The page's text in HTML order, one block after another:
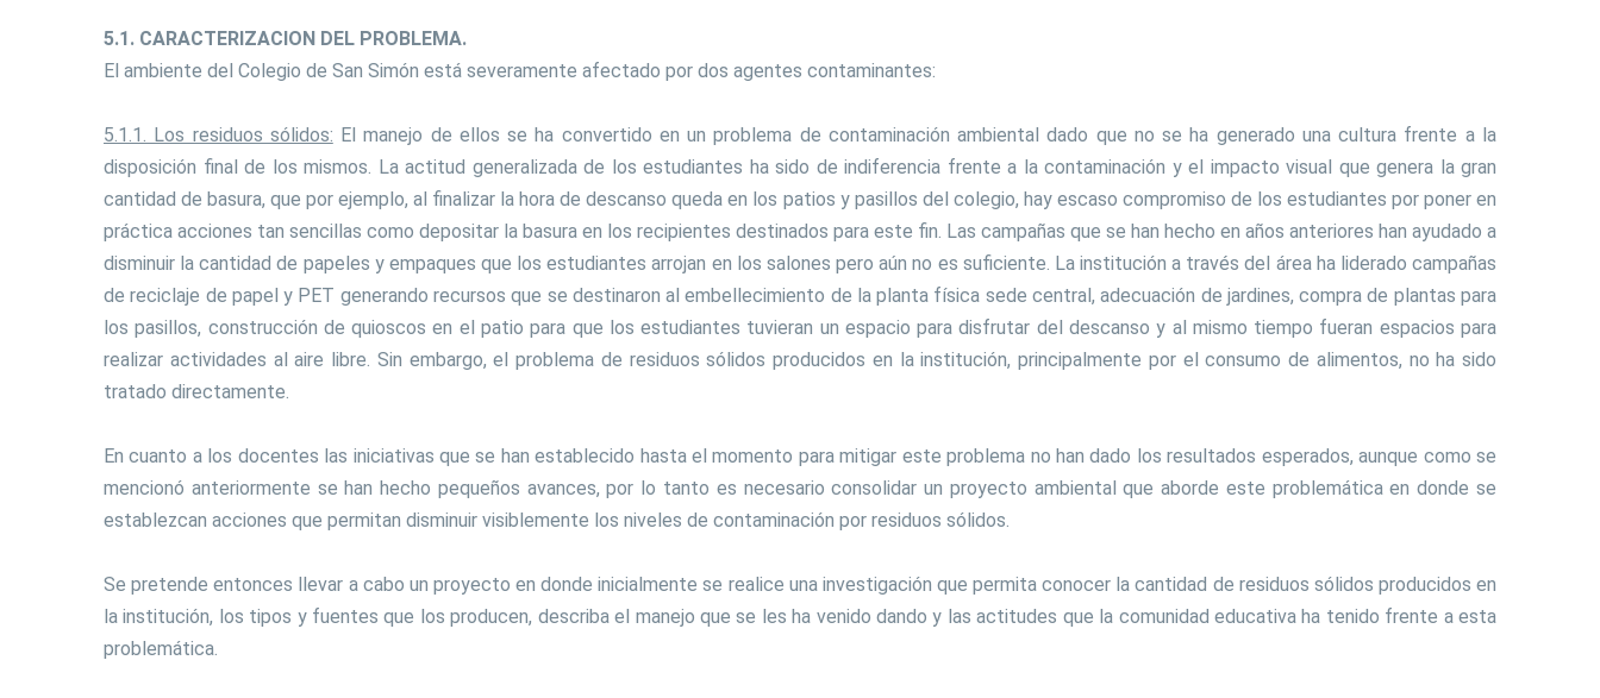
5.1. CARACTERIZACION DEL PROBLEMA.
El ambiente del Colegio de San Simón está severamente afectado por dos agentes contaminantes:
5.1.1. Los residuos sólidos: El manejo de ellos se ha convertido en un problema de contaminación ambiental dado que no se ha generado una cultura frente a la
disposición final de los mismos. La actitud generalizada de los estudiantes ha sido de indiferencia frente a la contaminación y el impacto visual que genera la gran
cantidad de basura, que por ejemplo, al finalizar la hora de descanso queda en los patios y pasillos del colegio, hay escaso compromiso de los estudiantes por poner en
práctica acciones tan sencillas como depositar la basura en los recipientes destinados para este fin. Las campañas que se han hecho en años anteriores han ayudado a
disminuir la cantidad de papeles y empaques que los estudiantes arrojan en los salones pero aún no es suficiente. La institución a través del área ha liderado campañas
de reciclaje de papel y PET generando recursos que se destinaron al embellecimiento de la planta física sede central, adecuación de jardines, compra de plantas para
los pasillos, construcción de quioscos en el patio para que los estudiantes tuvieran un espacio para disfrutar del descanso y al mismo tiempo fueran espacios para
realizar actividades al aire libre. Sin embargo, el problema de residuos sólidos producidos en la institución, principalmente por el consumo de alimentos, no ha sido
tratado directamente.
En cuanto a los docentes las iniciativas que se han establecido hasta el momento para mitigar este problema no han dado los resultados esperados, aunque como se
mencionó anteriormente se han hecho pequeños avances, por lo tanto es necesario consolidar un proyecto ambiental que aborde este problemática en donde se
establezcan acciones que permitan disminuir visiblemente los niveles de contaminación por residuos sólidos.
Se pretende entonces llevar a cabo un proyecto en donde inicialmente se realice una investigación que permita conocer la cantidad de residuos sólidos producidos en
la institución, los tipos y fuentes que los producen, describa el manejo que se les ha venido dando y las actitudes que la comunidad educativa ha tenido frente a esta
problemática.